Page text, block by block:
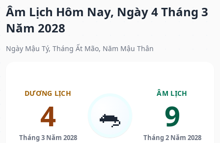
Âm Lịch Hôm Nay, Ngày 4 Tháng 3
Năm 2028
Ngày Mậu Tý, Tháng Ất Mão, Năm Mậu Thân
DƯƠNG LỊCH
4
Tháng 3 Năm 2028
🐀
ÂM LỊCH
9
Tháng 2 Năm 2028